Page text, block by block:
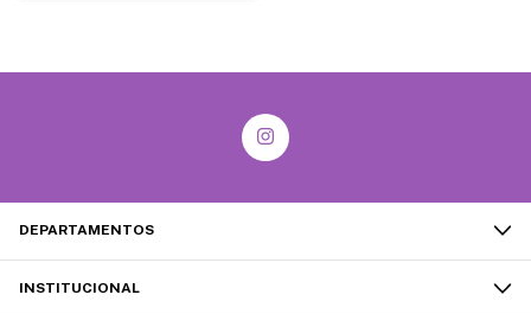
DEPARTAMENTOS
INSTITUCIONAL